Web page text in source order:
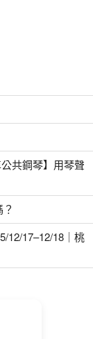
共鋼琴】用琴聲
12/17–12/18｜桃